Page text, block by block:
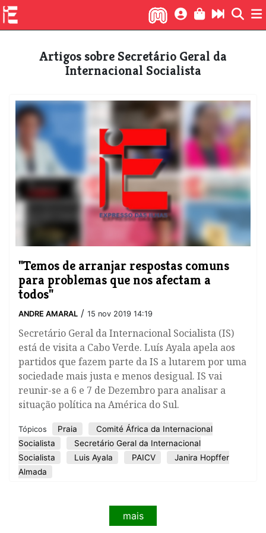
Artigos sobre Secretário Geral da
Internacional Socialista
"Temos de arranjar respostas comuns
para problemas que nos afectam a
todos"
ANDRE AMARAL / 15 nov 2019 14:19
Secretário Geral da Internacional Socialista (IS)
está de visita a Cabo Verde. Luís Ayala apela aos
partidos que fazem parte da IS a lutarem por uma
sociedade mais justa e menos desigual. IS vai
reunir-se a 6 e 7 de Dezembro para analisar a
situação política na América do Sul.
Tópicos Praia
Comité África da Internacional
Socialista
Secretário Geral da Internacional
Socialista
Luis Ayala PAICV
Janira Hopffer
Almada
mais